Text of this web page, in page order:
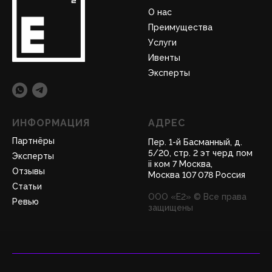
О нас
Преимущества
Услуги
Ивенты
Эксперты
ИНФОРМАЦИЯ
Партнёры
Эксперты
Отзывы
Статьи
Ревью
АДРЕС
Пер. 1-й Басманный, д.
5/20, стр. 2 эт черд пом
ii ком 7 Москва,
Москва 107 078 Россия
ООО «Е2» © Все права
защищены